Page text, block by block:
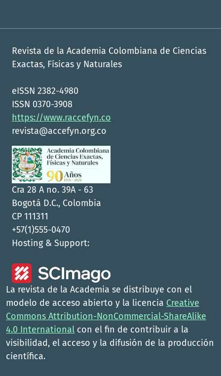
Revista de la Academia Colombiana de Ciencias
Exactas, Físicas y Naturales
eISSN 2382-4980
ISSN 0370-3908
https://www.raccefyn.co
revista@accefyn.org.co
Cra 28 A no. 39A - 63
Bogotá D.C., Colombia
CP 111311
+57(1)555-0470
Hosting & Support:
La revista de la Academia se distribuye con el
modelo de acceso abierto y la licencia Creative
Commons Attribution-NonCommercial-ShareAlike
4.0 International con el fin de contribuir a la
visibilidad, el acceso y la difusión de la producción
científica.